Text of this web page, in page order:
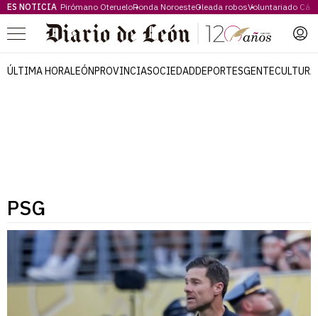
ES NOTICIA Pirómano OterueloRonda NoroesteOleada robosVoluntariado
Menú
ÚLTIMA HORALEÓNPROVINCIASOCIEDADDEPORTESGENTECULTURA
PSG